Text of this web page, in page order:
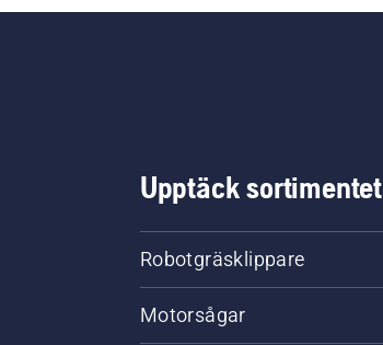
av och orsaka
Upptäck sortimentet
Robotgräsklippare
Motorsågar